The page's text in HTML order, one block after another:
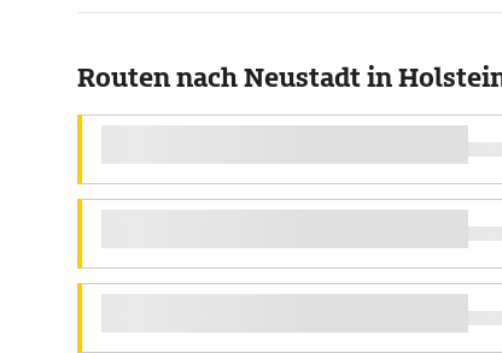
Routen nach Neustadt in